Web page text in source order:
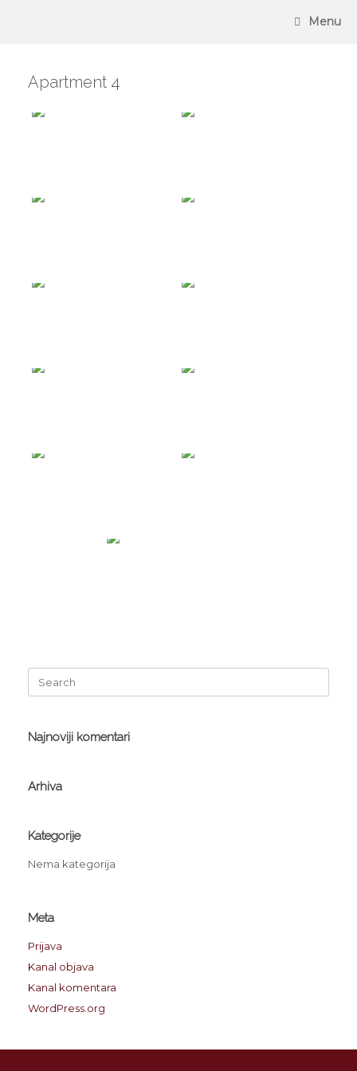
Menu
Apartment 4
for:
Najnoviji komentari
Arhiva
Kategorije
Nema kategorija
Meta
Prijava
Kanal objava
Kanal komentara
WordPress.org